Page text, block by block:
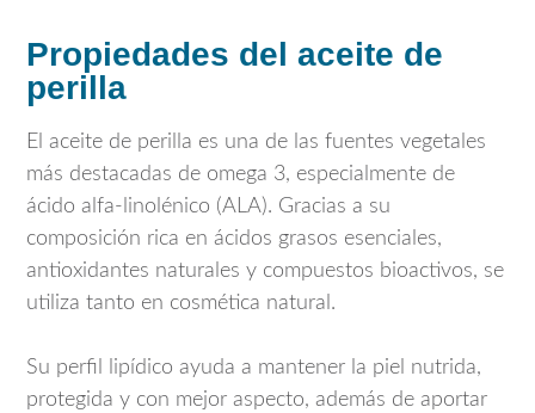
Propiedades del aceite de
perilla
El aceite de perilla es una de las fuentes vegetales
más destacadas de omega 3, especialmente de
ácido alfa-linolénico (ALA). Gracias a su
composición rica en ácidos grasos esenciales,
antioxidantes naturales y compuestos bioactivos, se
utiliza tanto en cosmética natural.
Su perfil lipídico ayuda a mantener la piel nutrida,
protegida y con mejor aspecto, además de aportar